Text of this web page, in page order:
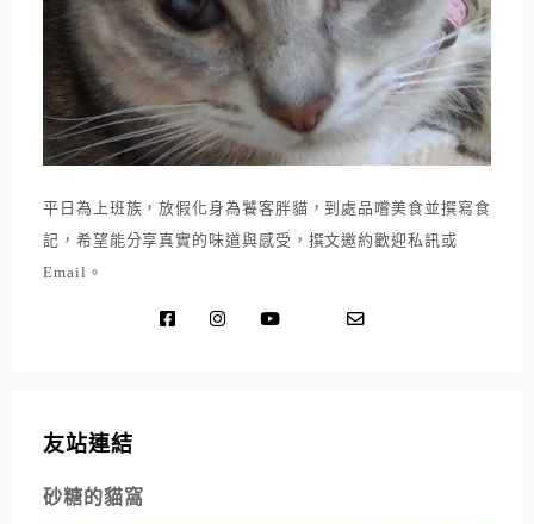
平日為上班族，放假化身為饕客胖貓，到處品嚐美食並撰寫食
記，希望能分享真實的味道與感受，撰文邀約歡迎私訊或
Email。
友站連結
砂糖的貓窩